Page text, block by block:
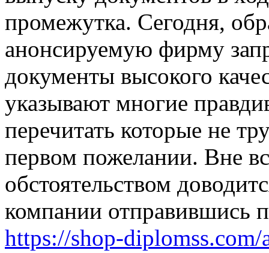
промежутка. Сегодня,
анонсируемую фирму
документы высокого
указывают многие
перечитать которые не
первом пожелании. Вне
обстоятельством
компании отправившись
https://shop-diplomss.com/